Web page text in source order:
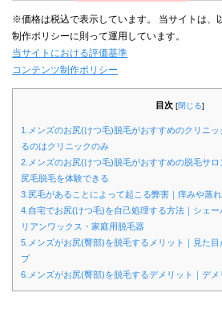
※価格は税込で表示しています。 当サイトは、
制作ポリシーに則って運用しています。
当サイトにおける評価基準
コンテンツ制作ポリシー
目次 [閉じる]
1.メンズのお尻(けつ毛)脱毛がおすすめのクリニ
るのはクリニックのみ
2.メンズのお尻(けつ毛)脱毛がおすすめの脱毛サ
尻毛脱毛を体験できる
3.尻毛があることによって起こる弊害｜痒みや蒸
4.自宅でお尻(けつ毛)を自己処理する方法｜シェ
リアンワックス・家庭用脱毛器
5.メンズがお尻(臀部)を脱毛するメリット｜見た
プ
6.メンズがお尻(臀部)を脱毛するデメリット｜デ